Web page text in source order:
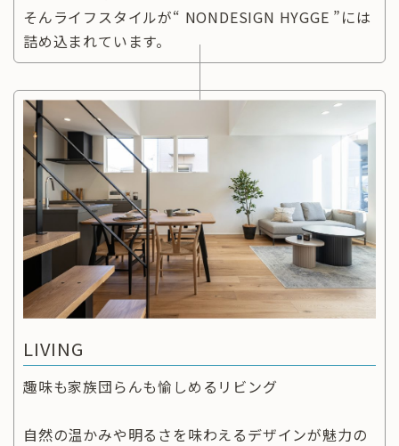
そんライフスタイルが“ NONDESIGN HYGGE ”には
詰め込まれています。
LIVING
趣味も家族団らんも愉しめるリビング
自然の温かみや明るさを味わえるデザインが魅力の